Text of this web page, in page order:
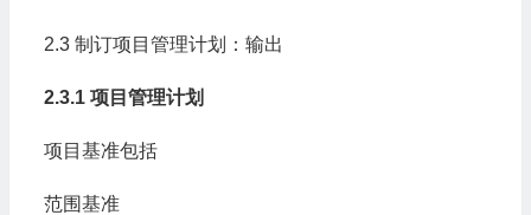
2.3 制订项目管理计划：输出
2.3.1 项目管理计划
项目基准包括
范围基准